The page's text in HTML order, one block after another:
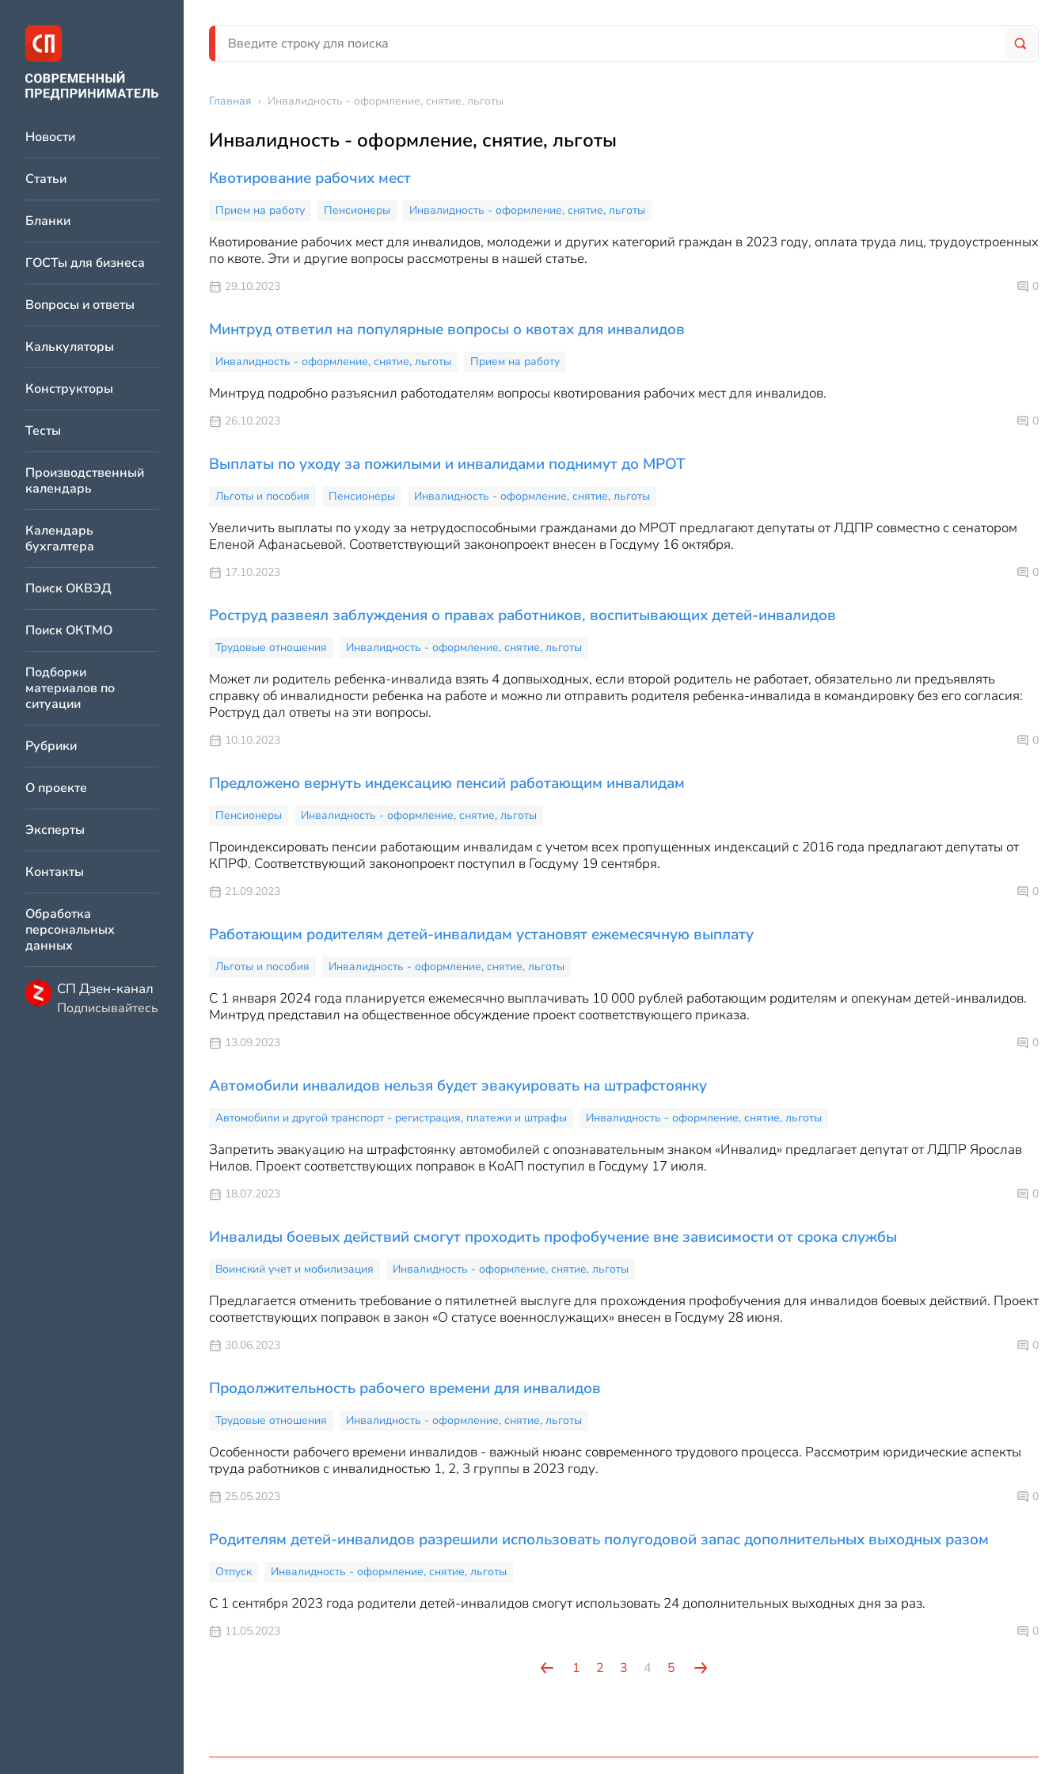
Новости
Статьи
Бланки
ГОСТы для бизнеса
Вопросы и ответы
Калькуляторы
Конструкторы
Тесты
Производственный
календарь
Календарь
бухгалтера
Поиск ОКВЭД
Поиск ОКТМО
Подборки
материалов по
ситуации
Рубрики
О проекте
Эксперты
Контакты
Обработка
персональных
данных
СП Дзен-канал
Подписывайтесь
Главная › Инвалидность - оформление, снятие, льготы
Инвалидность - оформление, снятие, льготы
Квотирование рабочих мест
Прием на работу Пенсионеры Инвалидность - оформление, снятие, льготы
Квотирование рабочих мест для инвалидов, молодежи и других категорий граждан в 2023 году, оплата труда лиц, трудоустроенных
по квоте. Эти и другие вопросы рассмотрены в нашей статье.
29.10.2023 0
Минтруд ответил на популярные вопросы о квотах для инвалидов
Инвалидность - оформление, снятие, льготы Прием на работу
Минтруд подробно разъяснил работодателям вопросы квотирования рабочих мест для инвалидов.
26.10.2023 0
Выплаты по уходу за пожилыми и инвалидами поднимут до МРОТ
Льготы и пособия Пенсионеры Инвалидность - оформление, снятие, льготы
Увеличить выплаты по уходу за нетрудоспособными гражданами до МРОТ предлагают депутаты от ЛДПР совместно с сенатором
Еленой Афанасьевой. Соответствующий законопроект внесен в Госдуму 16 октября.
17.10.2023 0
Роструд развеял заблуждения о правах работников, воспитывающих детей-инвалидов
Трудовые отношения Инвалидность - оформление, снятие, льготы
Может ли родитель ребенка-инвалида взять 4 допвыходных, если второй родитель не работает, обязательно ли предъявлять
справку об инвалидности ребенка на работе и можно ли отправить родителя ребенка-инвалида в командировку без его согласия:
Роструд дал ответы на эти вопросы.
10.10.2023 0
Предложено вернуть индексацию пенсий работающим инвалидам
Пенсионеры Инвалидность - оформление, снятие, льготы
Проиндексировать пенсии работающим инвалидам с учетом всех пропущенных индексаций с 2016 года предлагают депутаты от
КПРФ. Соответствующий законопроект поступил в Госдуму 19 сентября.
21.09.2023 0
Работающим родителям детей-инвалидам установят ежемесячную выплату
Льготы и пособия Инвалидность - оформление, снятие, льготы
С 1 января 2024 года планируется ежемесячно выплачивать 10 000 рублей работающим родителям и опекунам детей-инвалидов.
Минтруд представил на общественное обсуждение проект соответствующего приказа.
13.09.2023 0
Автомобили инвалидов нельзя будет эвакуировать на штрафстоянку
Автомобили и другой транспорт - регистрация, платежи и штрафы Инвалидность - оформление, снятие, льготы
Запретить эвакуацию на штрафстоянку автомобилей с опознавательным знаком «Инвалид» предлагает депутат от ЛДПР Ярослав
Нилов. Проект соответствующих поправок в КоАП поступил в Госдуму 17 июля.
18.07.2023 0
Инвалиды боевых действий смогут проходить профобучение вне зависимости от срока службы
Воинский учет и мобилизация Инвалидность - оформление, снятие, льготы
Предлагается отменить требование о пятилетней выслуге для прохождения профобучения для инвалидов боевых действий. Проект
соответствующих поправок в закон «О статусе военнослужащих» внесен в Госдуму 28 июня.
30.06.2023 0
Продолжительность рабочего времени для инвалидов
Трудовые отношения Инвалидность - оформление, снятие, льготы
Особенности рабочего времени инвалидов - важный нюанс современного трудового процесса. Рассмотрим юридические аспекты
труда работников с инвалидностью 1, 2, 3 группы в 2023 году.
25.05.2023 0
Родителям детей-инвалидов разрешили использовать полугодовой запас дополнительных выходных разом
Отпуск Инвалидность - оформление, снятие, льготы
С 1 сентября 2023 года родители детей-инвалидов смогут использовать 24 дополнительных выходных дня за раз.
11.05.2023 0
1 2 3 4 5